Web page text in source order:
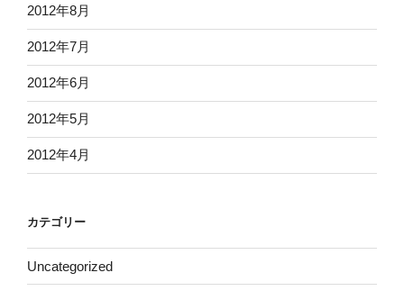
2012年8月
2012年7月
2012年6月
2012年5月
2012年4月
カテゴリー
Uncategorized